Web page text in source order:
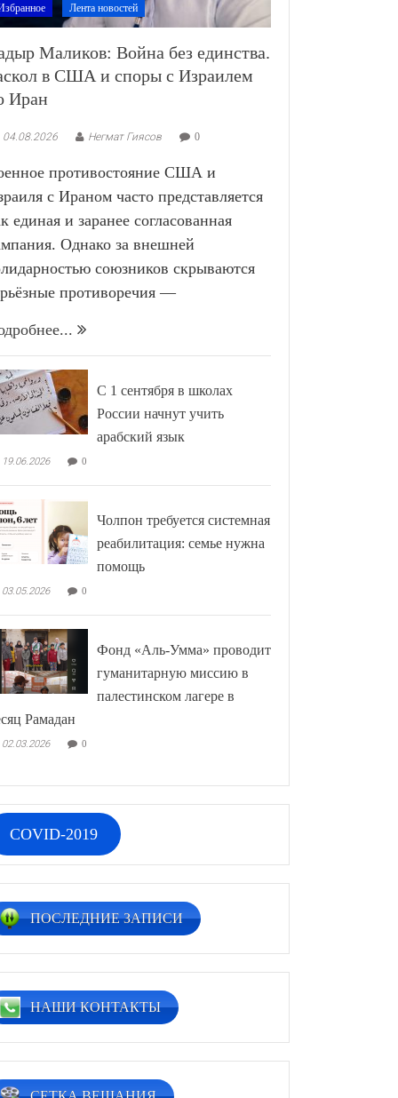
Лента новостей
Маликов: Война без единства.
в США и споры с Израилем
Иран
04.08.2026 Негмат Гиясов 0
противостояние США и
с Ираном часто представляется
единая и заранее согласованная
Однако за внешней
союзников скрываются
противоречия —
С 1 сентября в школах
России начнут учить
арабский язык
19.06.2026 0
Чолпон требуется системная
реабилитация: семье нужна
помощь
03.05.2026 0
Фонд «Аль-Умма» проводит
гуманитарную миссию в
палестинском лагере в
Рамадан
02.03.2026 0
COVID-2019
ПОСЛЕДНИЕ ЗАПИСИ
НАШИ КОНТАКТЫ